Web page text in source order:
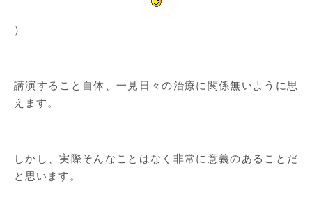
）
講演すること自体、一見日々の治療に関係無いように思
えます。
しかし、実際そんなことはなく非常に意義のあることだ
と思います。